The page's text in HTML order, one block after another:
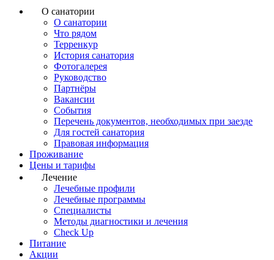
О санатории
О санатории
Что рядом
Терренкур
История санатория
Фотогалерея
Руководство
Партнёры
Вакансии
События
Перечень документов, необходимых при заезде
Для гостей санатория
Правовая информация
Проживание
Цены и тарифы
Лечение
Лечебные профили
Лечебные программы
Специалисты
Методы диагностики и лечения
Check Up
Питание
Акции